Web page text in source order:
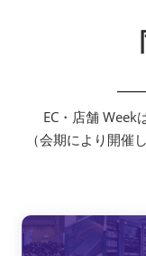
EC・店舗 Week
（会期により開催